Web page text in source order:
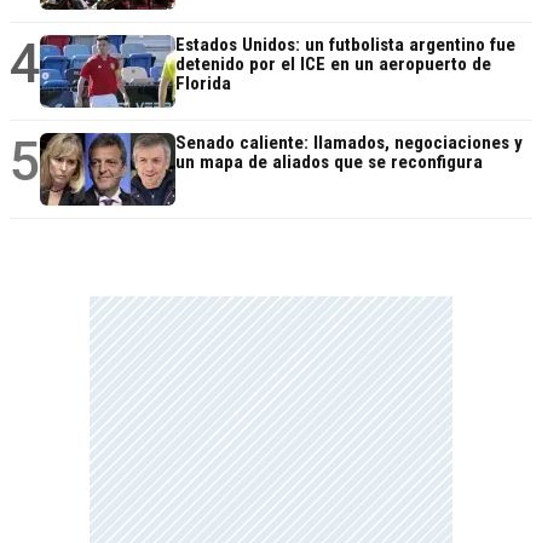
4
Estados Unidos: un futbolista argentino fue
detenido por el ICE en un aeropuerto de
Florida
5
Senado caliente: llamados, negociaciones y
un mapa de aliados que se reconfigura